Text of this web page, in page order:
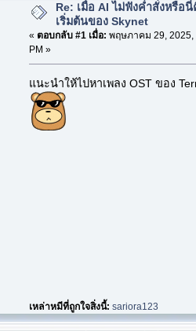
Re: เมื่อ AI ไม่ฟังค่ำสั่งหรือ
เริ่มต้นของ Skynet
« ตอบกลับ #1 เมื่อ: พฤษภาคม 29, 2025,
PM »
แนะนำให้ไปหาเพลง OST ของ
เหล่าหมีที่ถูกใจสิ่งนี้:sariora123